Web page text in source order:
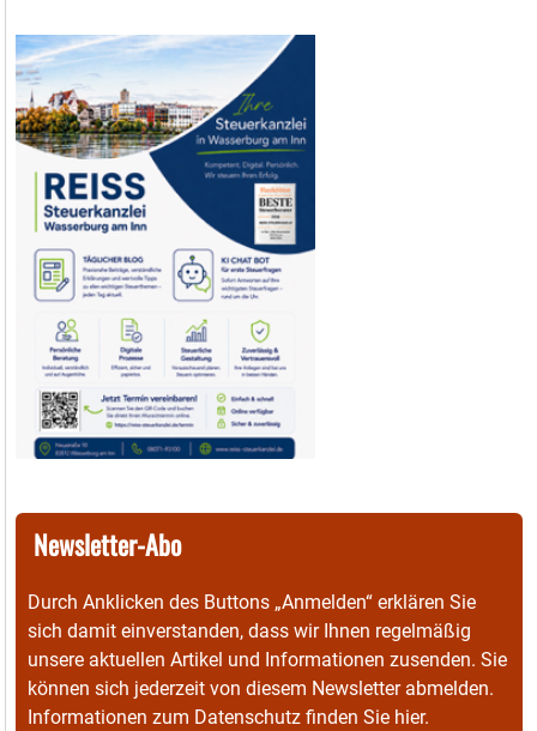
Newsletter-Abo
Durch Anklicken des Buttons „Anmelden“ erklären Sie
sich damit einverstanden, dass wir Ihnen regelmäßig
unsere aktuellen Artikel und Informationen zusenden. Sie
können sich jederzeit von diesem Newsletter abmelden.
Informationen zum Datenschutz finden Sie hier.